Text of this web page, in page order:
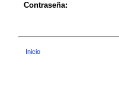
Contraseña:
Inicio